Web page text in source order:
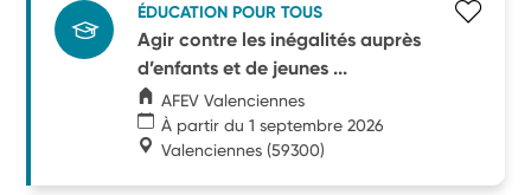
ÉDUCATION POUR TOUS
Agir contre les inégalités auprès
d’enfants et de jeunes ...
AFEV Valenciennes
À partir du 1 septembre 2026
Valenciennes (59300)